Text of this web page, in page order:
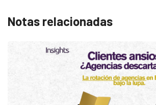
Notas relacionadas